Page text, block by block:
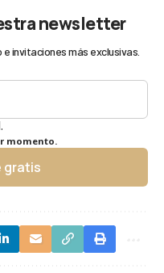
newsletter
invitaciones más exclusivas.
momento.
gratis